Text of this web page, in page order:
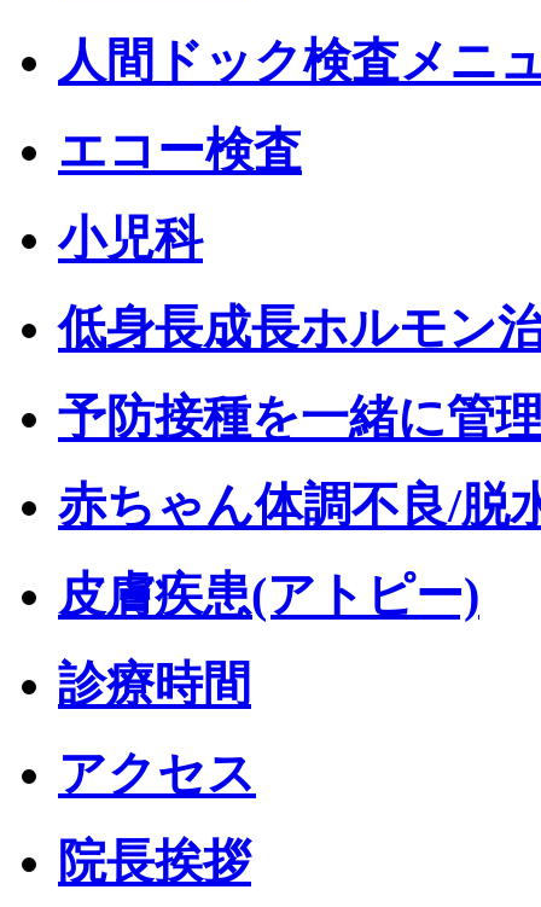
人間ドック検査メニ
エコー検査
小児科
低身長成長ホルモン
予防接種を一緒に管
赤ちゃん体調不良/脱
皮膚疾患(アトピー)
診療時間
アクセス
院長挨拶